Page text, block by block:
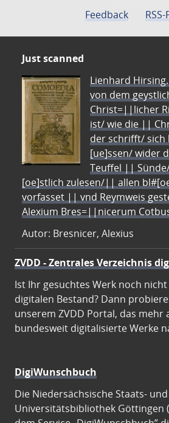
Feedback
Just scanned
Lienhard
von dem
Christ=||licher
ist/ wie die ||
der schrifft/
[ue]ssen/ wider
Teuffel ||
[oe]stlich zulesen/|| allen
vorfasset || vnd Reymweis
Alexium Bres=||nicerum
Autor: Bresnicer, Alexius
ZVDD - Zentrales Verzeichnis
Ist Ihr gesuchtes Werk noch
digitalen Bestand? Dann
unserem ZVDD Portal, das mehr
bundesweit digitalisierte Werke
DigiWunschbuch
Die Niedersächsische Staats- und
Universitätsbibliothek Göttingen